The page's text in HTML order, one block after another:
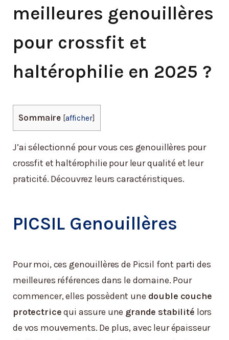
meilleures genouillères
pour crossfit et
haltérophilie en 2025 ?
Sommaire [afficher]
J’ai sélectionné pour vous ces genouillères pour
crossfit et haltérophilie pour leur qualité et leur
praticité. Découvrez leurs caractéristiques.
PICSIL Genouillères
Pour moi, ces genouillères de Picsil font parti des
meilleures références dans le domaine. Pour
commencer, elles possèdent une double couche
protectricequi assure une grande stabilité lors
de vos mouvements. De plus, avec leur épaisseur